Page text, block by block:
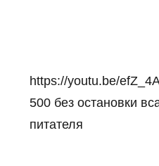
https://youtu.be/
500 без остановки
питателя